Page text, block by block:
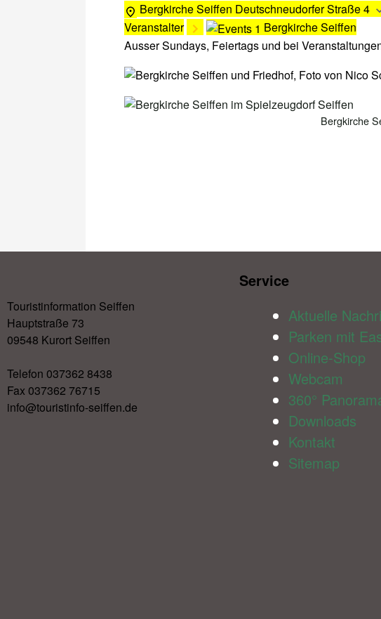
Bergkirche Seiffen Deutschneudorfer Straße 4
Veranstalter
Bergkirche Seiffen
Ausser Sundays, Feiertags und bei
Bergkirche
Touristinformation Seiffen
Hauptstraße 73
09548 Kurort Seiffen
Telefon 037362 8438
Fax 037362 76715
info@touristinfo-seiffen.de
Service​
Aktuelle
Parken mit
Online-Shop
Webcam
360°
Downloads
Kontakt
Sitemap